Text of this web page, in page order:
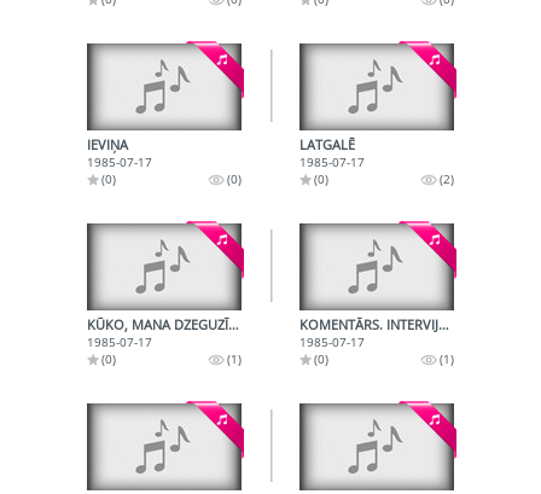
IEVIŅA
1985-07-17
(0)
(0)
LATGALĒ
1985-07-17
(0)
(2)
KŪKO, MANA DZEGUZĪTE
1985-07-17
(0)
(1)
KOMENTĀRS. INTERVIJAS
1985-07-17
(0)
(1)